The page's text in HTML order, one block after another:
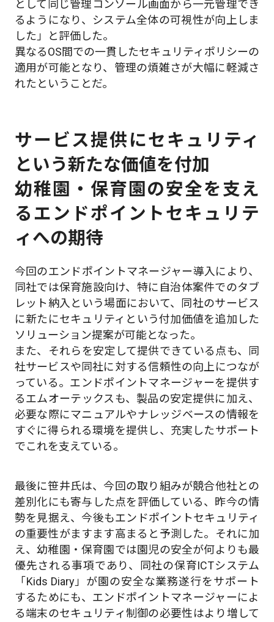
として同じ管理コンソール画面から一元管理でき
るようになり、システム全体の可視性が向上しま
した」と評価した。
異なるOS間での一貫したセキュリティポリシーの
適用が可能となり、管理の煩雑さが大幅に軽減さ
れたということだ。
サービス提供にセキュリティ
という新たな価値を付加
幼稚園・保育園の安全を支え
るエンドポイントセキュリテ
ィへの期待
今回のエンドポイントマネージャー導入により、
同社では保育施設向け、特に自治体案件でのタブ
レット納入という場面において、同社のサービス
に新たにセキュリティという付加価値を追加した
ソリューション提案が可能となった。
また、それらを安定して提供できている点も、同
社サービスや同社に対する信頼性の向上につなが
っている。エンドポイントマネージャーを提供す
るエムオーテックスも、製品の安定提供に加え、
必要な際にマニュアルやナレッジベースの情報を
すぐに得られる環境を提供し、充実したサポート
でこれを支えている。
最後に笹井氏は、今回の取り組みが競合他社との
差別化にも寄与した点を評価している、昨今の情
勢を見据え、今後もエンドポイントセキュリティ
の重要性がますます高まると予測した。それに加
え、幼稚園・保育園では園児の安全が何よりも最
優先される事項であり、同社の保育ICTシステム
「Kids Diary」が園の安全な業務遂行をサポート
するためにも、エンドポイントマネージャーによ
る端末のセキュリティ制御の必要性はより増して